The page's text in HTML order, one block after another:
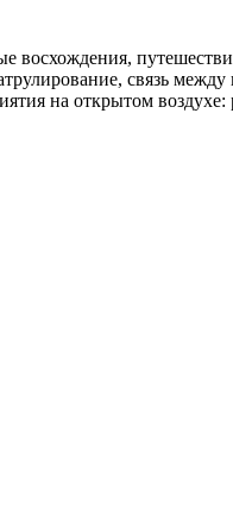
связь
на открытом